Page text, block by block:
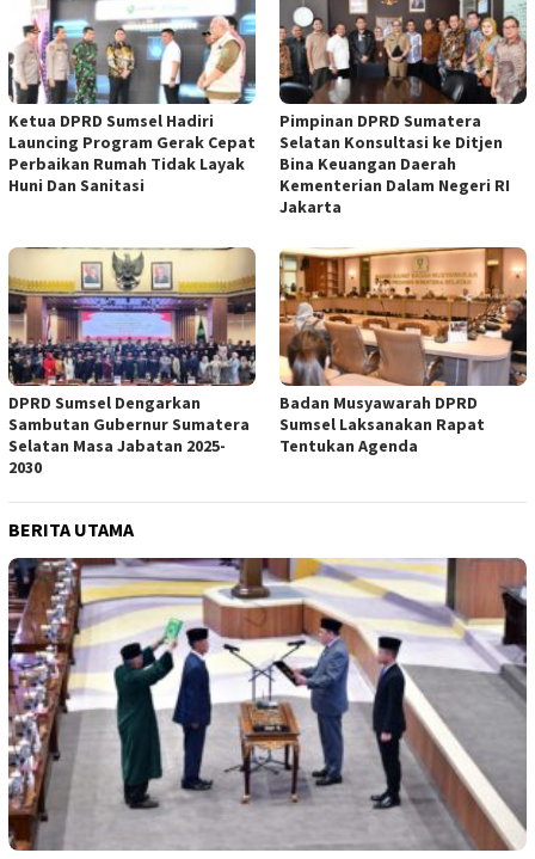
Ketua DPRD Sumsel Hadiri
Launcing Program Gerak Cepat
Perbaikan Rumah Tidak Layak
Huni Dan Sanitasi
Pimpinan DPRD Sumatera
Selatan Konsultasi ke Ditjen
Bina Keuangan Daerah
Kementerian Dalam Negeri RI
Jakarta
DPRD Sumsel Dengarkan
Sambutan Gubernur Sumatera
Selatan Masa Jabatan 2025-
2030
Badan Musyawarah DPRD
Sumsel Laksanakan Rapat
Tentukan Agenda
BERITA UTAMA